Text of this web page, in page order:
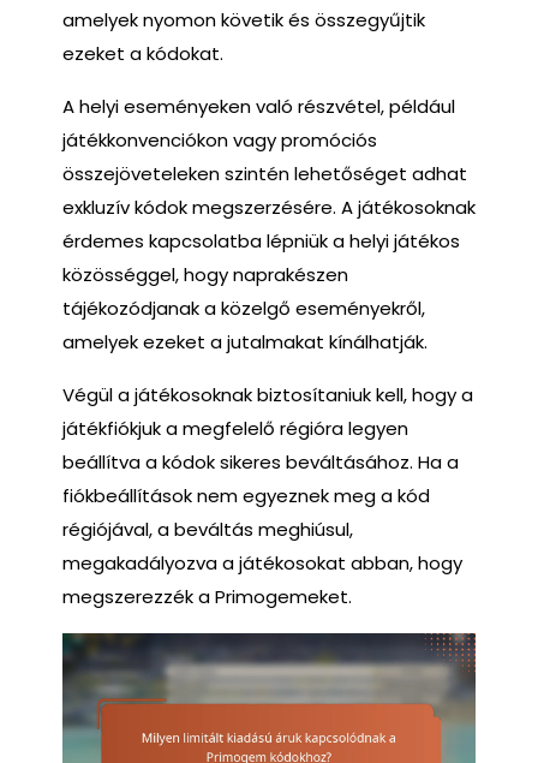
amelyek nyomon követik és összegyűjtik
ezeket a kódokat.
A helyi eseményeken való részvétel, például
játékkonvenciókon vagy promóciós
összejöveteleken szintén lehetőséget adhat
exkluzív kódok megszerzésére. A játékosoknak
érdemes kapcsolatba lépniük a helyi játékos
közösséggel, hogy naprakészen
tájékozódjanak a közelgő eseményekről,
amelyek ezeket a jutalmakat kínálhatják.
Végül a játékosoknak biztosítaniuk kell, hogy a
játékfiókjuk a megfelelő régióra legyen
beállítva a kódok sikeres beváltásához. Ha a
fiókbeállítások nem egyeznek meg a kód
régiójával, a beváltás meghiúsul,
megakadályozva a játékosokat abban, hogy
megszerezzék a Primogemeket.